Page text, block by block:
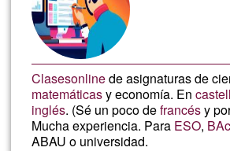
Clasesonlinede asignaturas de
matemáticasy economía. En
inglés. (Sé un poco defrancésy
Mucha experiencia. Para ESO,
ABAU o universidad.